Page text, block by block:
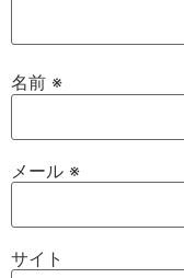
名前 ※
メール ※
サイト